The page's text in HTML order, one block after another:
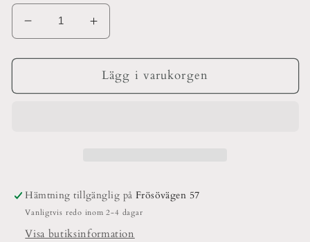
Minska
kvantitet
för
Byggnadsvård
För
Öka
kvantitet
för
Byggnadsvård
För
Lägg i varukorgen
Hämtning tillgänglig på Frösövägen 57
Vanligtvis redo inom 2-4 dagar
Visa butiksinformation